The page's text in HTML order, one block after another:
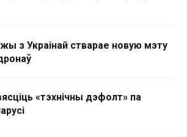
з Украінай стварае новую мэту
«тэхнічны дэфолт» па